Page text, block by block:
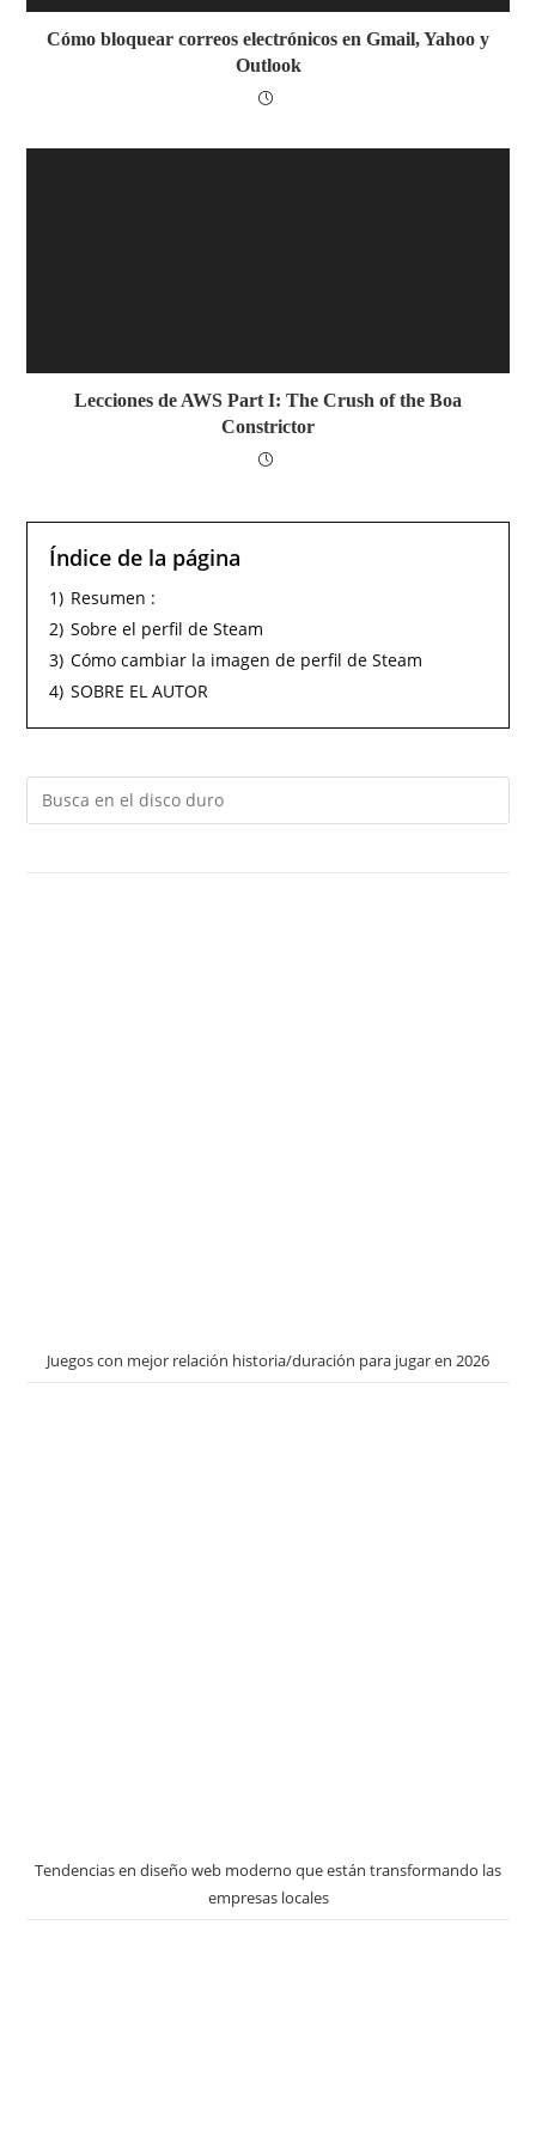
Cómo bloquear correos electrónicos en Gmail, Yahoo y
Outlook
Lecciones de AWS Part I: The Crush of the Boa
Constrictor
Índice de la página
1) Resumen :
2) Sobre el perfil de Steam
3) Cómo cambiar la imagen de perfil de Steam
4) SOBRE EL AUTOR
Juegos con mejor relación historia/duración para jugar en 2026
Tendencias en diseño web moderno que están transformando las
empresas locales